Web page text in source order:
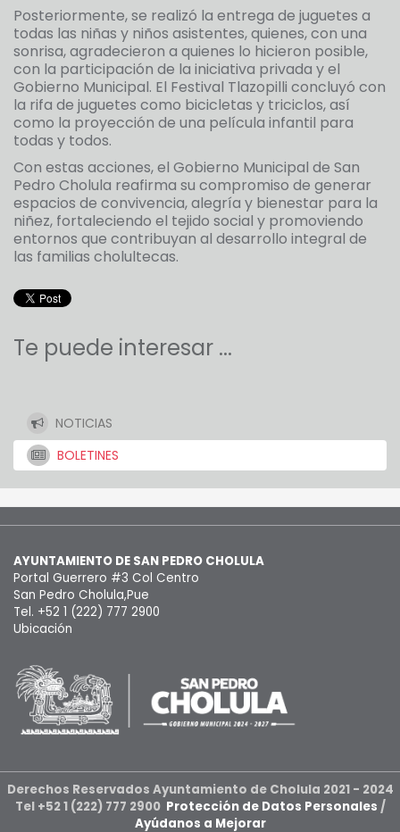
Posteriormente, se realizó la entrega de juguetes a
todas las niñas y niños asistentes, quienes, con una
sonrisa, agradecieron a quienes lo hicieron posible,
con la participación de la iniciativa privada y el
Gobierno Municipal. El Festival Tlazopilli concluyó con
la rifa de juguetes como bicicletas y triciclos, así
como la proyección de una película infantil para
todas y todos.
Con estas acciones, el Gobierno Municipal de San
Pedro Cholula reafirma su compromiso de generar
espacios de convivencia, alegría y bienestar para la
niñez, fortaleciendo el tejido social y promoviendo
entornos que contribuyan al desarrollo integral de
las familias cholultecas.
Te puede interesar ...
NOTICIAS
BOLETINES
AYUNTAMIENTO DE SAN PEDRO CHOLULA
Portal Guerrero #3 Col Centro
San Pedro Cholula,Pue
Tel. +52 1 (222) 777 2900
Ubicación
Derechos Reservados Ayuntamiento de Cholula 2021 - 2024
Tel +52 1 (222) 777 2900 Protección de Datos Personales /
Ayúdanos a Mejorar